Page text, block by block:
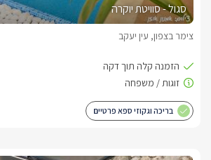
סגול - סוויטת יוקרה
צימר בצפון, עין יעקב
בריכה וגקוזי ספא פרטיים